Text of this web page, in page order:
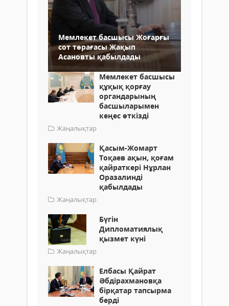
Мемлекет басшысы Жоғарғы
сот төрағасы Жақып
Асановты қабылдады
Мемлекет басшысы
құқық қорғау
органдарының
басшыларымен
кеңес өткізді
Жаңалықтар
Қасым-Жомарт
Тоқаев ақын, қоғам
қайраткері Нұрлан
Оразалинді
қабылдады
Жаңалықтар
Бүгін
Дипломатиялық
қызмет күні
Жаңалықтар
Елбасы Қайрат
Әбдірахмановқа
бірқатар тапсырма
берді